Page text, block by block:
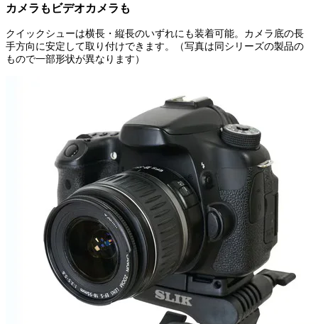
カメラもビデオカメラも
クイックシューは横長・縦長のいずれにも装着可能。カメラ底の長
手方向に安定して取り付けできます。（写真は同シリーズの製品の
もので一部形状が異なります）